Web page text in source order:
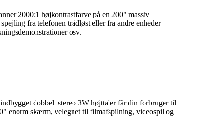
2000:1 højkontrastfarve på en 200" massiv
fra telefonen trådløst eller fra andre enheder
osv.
dobbelt stereo 3W-højttaler får din forbruger til
enorm skærm, velegnet til filmafspilning, videospil og